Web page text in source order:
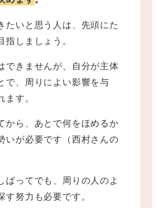
たいと思う人は、先頭にた
しましょう。
できませんが、自分が主体
で、周りによい影響を与
す。
から、あとで何をほめるか
いが必要です（西村さんの
ばってでも、周りの人のよ
努力も必要です。